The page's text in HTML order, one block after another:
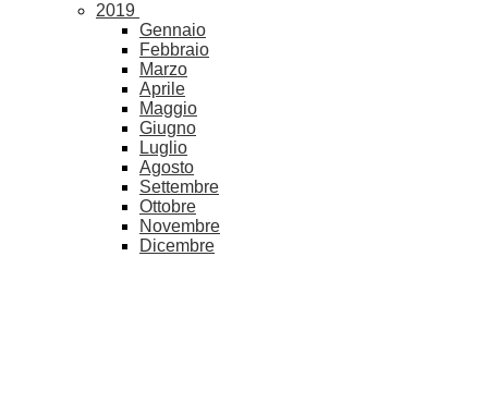
2019
Gennaio
Febbraio
Marzo
Aprile
Maggio
Giugno
Luglio
Agosto
Settembre
Ottobre
Novembre
Dicembre